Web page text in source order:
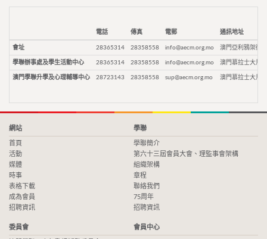
電話 傳真 電郵 通訊地址
會址 28365314 28358558 info@aecm.org.mo 澳門亞利鴉架街9
學聯辦事處及學生活動中心 28365314 28358558 info@aecm.org.mo 澳門慕拉士大馬
澳門學聯升學及心理輔導中心 28723143 28358558 sup@aecm.org.mo 澳門慕拉士大馬
網站
首頁
活動
媒體
時事
表格下載
成為會員
招聘資訊
學聯
學聯簡介
第六十三屆會員大會、理監事會架構
組織架構
章程
聯絡我們
75周年
招聘資訊
委員會 會員中心